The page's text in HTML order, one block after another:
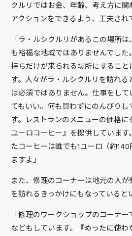
クルリではお金、年齢、考え方に
アクションをできるよう、工夫され
「ラ・ルシクルリがあるこの場所
も裕福な地域ではありませんでし
持ちだけが来られる場所にすること
す。人々がラ・ルシクルリを訪れる
は必須ではありません。仕事をして
てもいい。何も買わずにのんびりし
す。レストランのメニューの価格に
ユーロコーヒー』を提供しています
たコーヒーは誰でも1ユーロ（約
ますよ」
また、修理のコーナーは地元の人が
を訪れるきっかけにもなっていると
「修理のワークショップのコーナ
などもしています。『めったに使わ